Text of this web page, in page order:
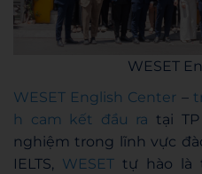
WESET
WESET English Center –
h cam kết đầu ra tại
nghiệm trong lĩnh vực
IELTS, WESET tự hào là